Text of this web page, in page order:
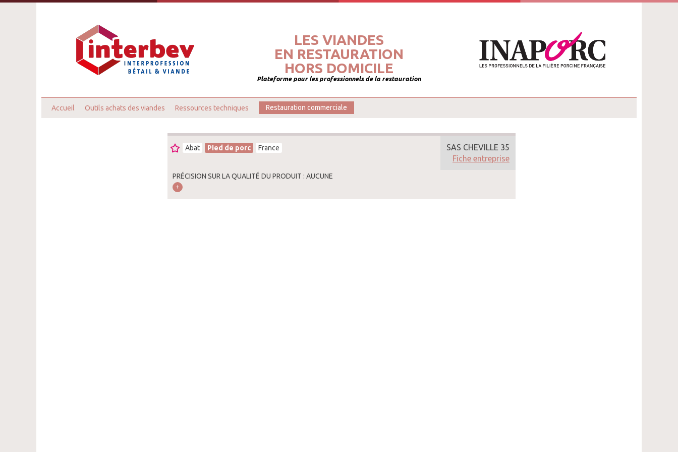
LES VIANDES
EN RESTAURATION
HORS DOMICILE
Plateforme pour les professionnels de la restauration
Accueil Outils achats des viandes Ressources techniques Restauration commerciale
Abat Pied de porc France
PRÉCISION SUR LA QUALITÉ DU PRODUIT : AUCUNE
SAS CHEVILLE 35
Fiche entreprise